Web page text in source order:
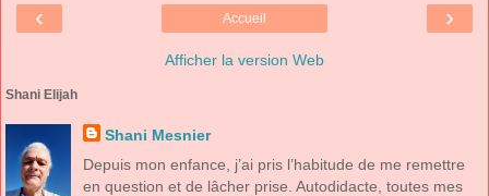
‹ ›
Accueil
Afficher la version Web
Shani Elijah
Shani Mesnier
Depuis mon enfance, j’ai pris l’habitude de me remettre
en question et de lâcher prise. Autodidacte, toutes mes